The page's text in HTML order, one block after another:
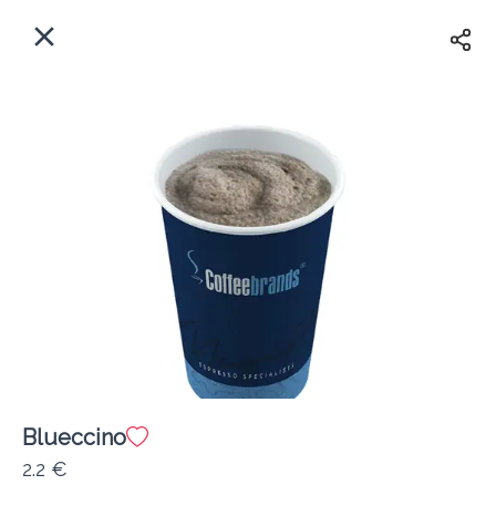
Πού παραδίδουμε;
Coffeebrands Εθ. Αντίστασης 3
Blueccino
2.2 €